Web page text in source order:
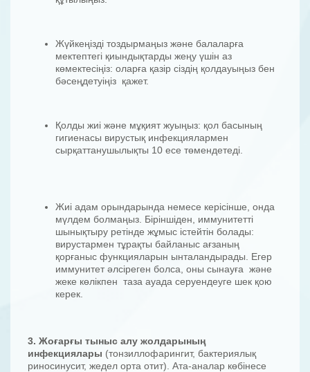
Жүйкеңізді тоздырмаңыз және балаларға
мектептегі қиындықтарды жеңу үшін аз
көмектесіңіз: оларға қазір сіздің қолдауыңыз бен
бәсеңдетуіңіз қажет.
Қолды жиі және мұқият жуыңыз: қол басының
гигиенасы вирустық инфекциялармен
сырқаттанушылықты 10 есе төмендетеді.
Жиі адам орындарында немесе керісінше, онда
мүлдем болмаңыз. Біріншіден, иммунитетті
шынықтыру ретінде жұмыс істейтін болады:
вирустармен тұрақты байланыс ағзаның
қорғаныс функцияларын ынталандырады. Егер
иммунитет әлсіреген болса, оны сынауға және
жеке көлікпен таза ауада серуендеуге шек қою
керек.
3. Жоғарғы тыныс алу жолдарының
инфекциялары (тонзиллофарингит, бактериялық
риносинусит, жедел орта отит). Ата-аналар көбінесе